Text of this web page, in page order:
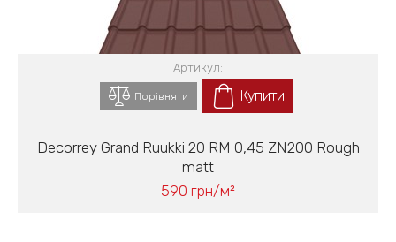
Decorrey Grand Ruukki 20 RM 0,45 ZN200 Rough
matt
590 грн/м²
Артикул:
Порівняти Купити